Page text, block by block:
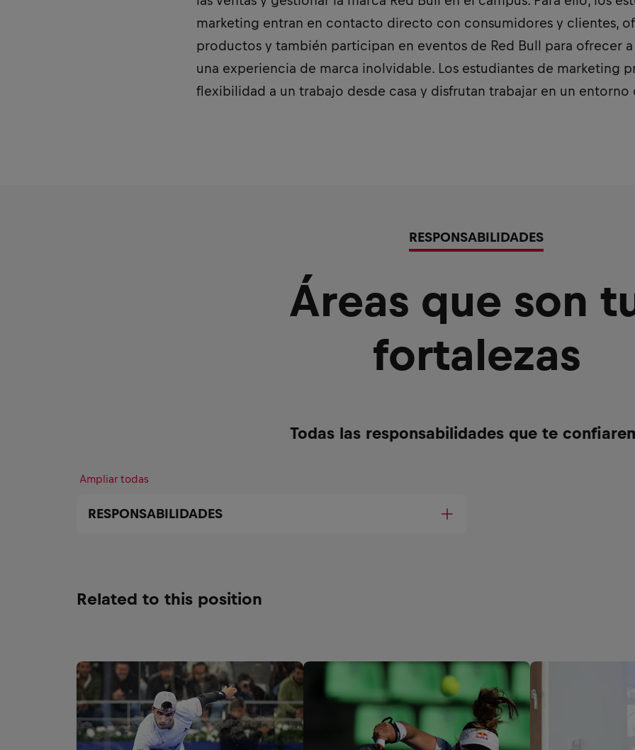
marketing entran en contacto directo con consumidores y clientes,
productos y también participan en eventos de Red Bull para ofrecer
una experiencia de marca inolvidable. Los estudiantes de marketing
flexibilidad a un trabajo desde casa y disfrutan trabajar en un entorno
RESPONSABILIDADES
Áreas que son
fortalezas
Todas las responsabilidades que te
Ampliar todas
RESPONSABILIDADES
Related to this position